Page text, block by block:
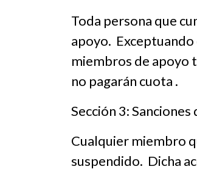
Toda persona que
apoyo.
miembros de apoyo
no pagarán cuota .
Sección 3:
Cualquier miembro
suspendido. Dicha